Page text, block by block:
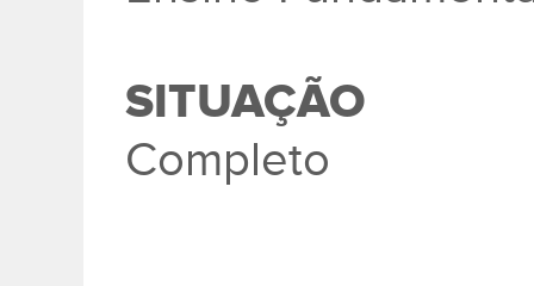
SITUAÇÃO
Completo